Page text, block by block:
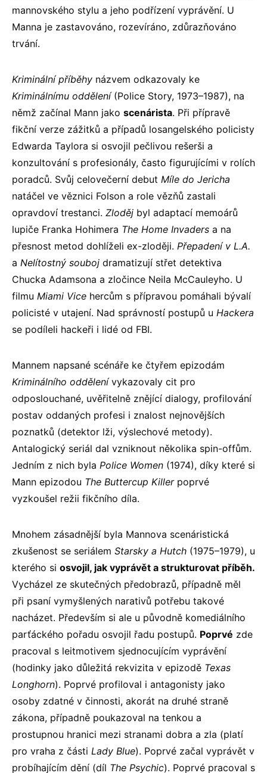
mannovského stylu a jeho podřízení vyprávění. U
Manna je zastavováno, rozevíráno, zdůrazňováno
trvání.
Kriminální příběhy názvem odkazovaly ke
Kriminálnímu oddělení(Police Story, 1973–1987), na
němž začínal Mann jako scenárista. Při přípravě
fikční verze zážitků a případů losangelského policisty
Edwarda Taylora si osvojil pečlivou rešerši a
konzultování s profesionály, často figurujícími v rolích
poradců. Svůj celovečerní debut Míle do Jericha
natáčel ve věznici Folson a role vězňů zastali
opravdoví trestanci. Zloděj byl adaptací memoárů
lupiče Franka Hohimera The Home Invaders a na
přesnost metod dohlíželi ex-zloději. Přepadení v L.A.
a Nelítostný souboj dramatizují střet detektiva
Chucka Adamsona a zločince Neila McCauleyho. U
filmu Miami Vice hercům s přípravou pomáhali bývalí
policisté v utajení. Nad správností postupů u Hackera
se podíleli hackeři i lidé od FBI.
Mannem napsané scénáře ke čtyřem epizodám
Kriminálního oddělenívykazovaly cit pro
odposlouchané, uvěřitelně znějící dialogy, profilování
postav oddaných profesi i znalost nejnovějších
poznatků (detektor lži, výslechové metody).
Antalogický seriál dal vzniknout několika spin-offům.
Jedním z nich byla Police Women (1974), díky které si
Mann epizodou The Buttercup Killerpoprvé
vyzkoušel režii fikčního díla.
Mnohem zásadnější byla Mannova scenáristická
zkušenost se seriálem Starsky a Hutch (1975–1979), u
kterého si osvojil, jak vyprávět a strukturovat příběh.
Vycházel ze skutečných předobrazů, případně měl
při psaní vymyšlených narativů potřebu takové
nacházet. Především si ale u původně komediálního
parťáckého pořadu osvojil řadu postupů. Poprvé zde
pracoval s leitmotivem sjednocujícím vyprávění
(hodinky jako důležitá rekvizita v epizodě Texas
Longhorn). Poprvé profiloval i antagonisty jako
osoby zdatné v činnosti, akorát na druhé straně
zákona, případně poukazoval na tenkou a
prostupnou hranici mezi stranami dobra a zla (platí
pro vraha z části Lady Blue). Poprvé začal vyprávět v
probíhajícím dění (díl The Psychic). Poprvé pracoval s